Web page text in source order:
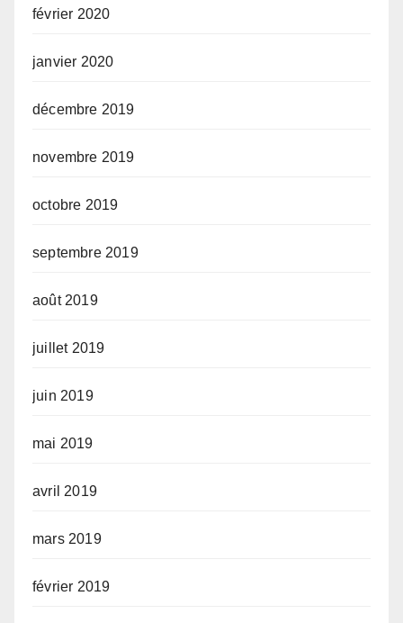
février 2020
janvier 2020
décembre 2019
novembre 2019
octobre 2019
septembre 2019
août 2019
juillet 2019
juin 2019
mai 2019
avril 2019
mars 2019
février 2019